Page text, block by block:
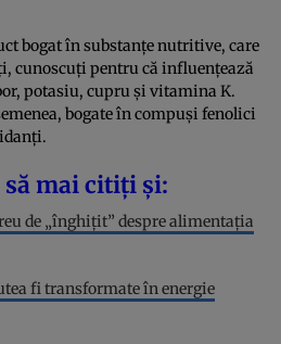
bogat în substanțe nutritive, care
cunoscuți pentru că influențează
potasiu, cupru și vitamina K.
bogate în compuși fenolici
să mai citiți și:
de „înghițit” despre alimentația
fi transformate în energie